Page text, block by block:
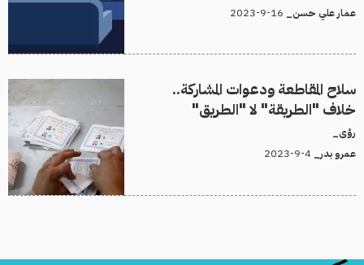
عمار علي حسن_
سلاح المقاطعة ودعوات المشاركة..
خلاف "الطريقة" لا "الطريق"
رؤى_
عمرو بدر_